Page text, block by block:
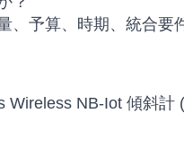
、予算、時期、統合要
Wireless NB-Iot 傾斜